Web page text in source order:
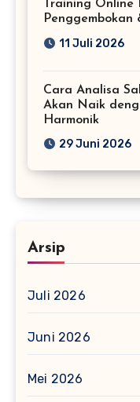
Training Online
Penggembokan
11 Juli 2026
Cara Analisa
Akan Naik
Harmonik
29 Juni 2026
Arsip
Juli 2026
Juni 2026
Mei 2026